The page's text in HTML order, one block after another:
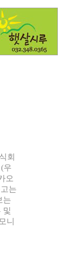
회
우
오
는
는
및
니